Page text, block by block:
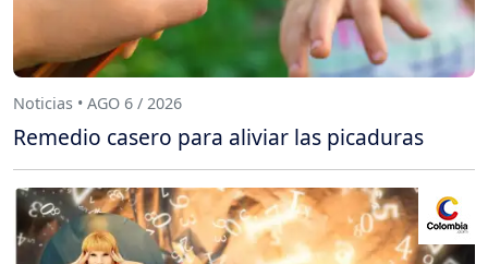
Noticias • AGO 6 / 2026
Remedio casero para aliviar las picaduras